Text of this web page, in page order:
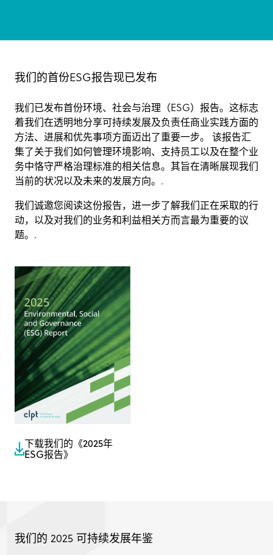
我们的首份ESG报告现已发布
我们已发布首份环境、社会与治理（ESG）报告。这标志
着我们在透明地分享可持续发展及负责任商业实践方面的
方法、进展和优先事项方面迈出了重要一步。 该报告汇
集了关于我们如何管理环境影响、支持员工以及在整个业
务中恪守严格治理标准的相关信息。其旨在清晰展现我们
当前的状况以及未来的发展方向。.
我们诚邀您阅读这份报告，进一步了解我们正在采取的行
动，以及对我们的业务和利益相关方而言最为重要的议
题。.
下载我们的《2025年
ESG报告》
我们的 2025 可持续发展年鉴